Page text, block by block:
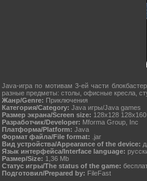
Java-игра по мотивам 3-ей части
разные предметы: столы, офисные кресла,
Жанр/Genre: Приключения
Категория/Category: Java игры/Java games
Размер экрана/Screen size: 128x128
Разработчик/Developer: Mforma Group, Inc
Платформа/Platform: Java
Формат файла/File format: .jar
Вид устройства/Appearance of the device:
Язык интерфейса/Interface language:
Размер/Size: 1,36 Mb
Статус игры/The status of the game:
Подготовил/Prepared by: FileFast